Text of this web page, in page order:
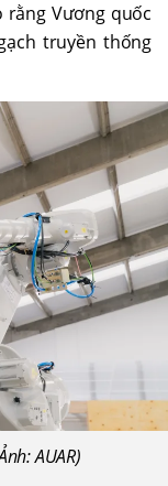
rằng Vương quốc
truyền thống
AUAR)